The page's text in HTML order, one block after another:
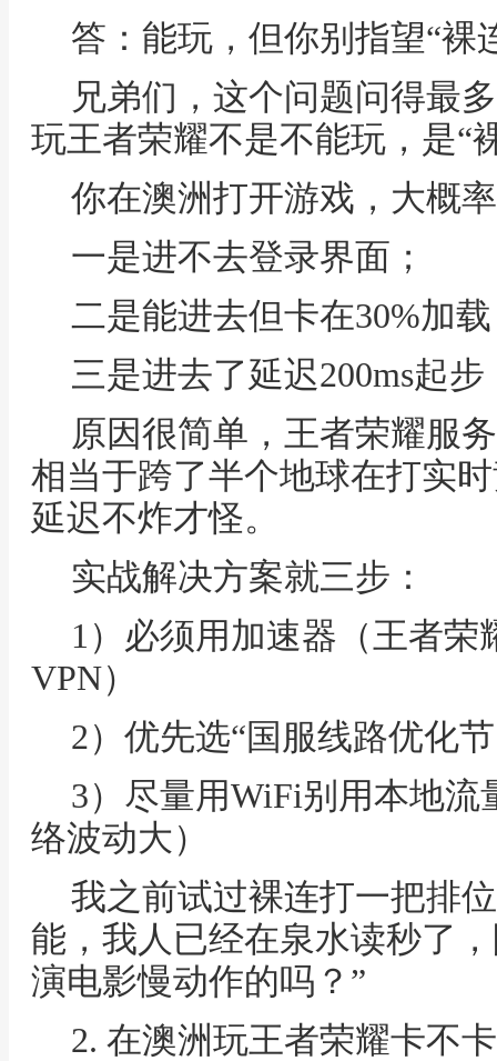
答：能玩，但你别指望“裸
兄弟们，这个问题问得最
玩王者荣耀不是不能玩，是“
你在澳洲打开游戏，大概
一是进不去登录界面；
二是能进去但卡在30%加
三是进去了延迟200ms起
原因很简单，王者荣耀服
相当于跨了半个地球在打实
延迟不炸才怪。
实战解决方案就三步：
1）必须用加速器（王者
VPN）
2）优先选“国服线路优化
3）尽量用WiFi别用本地
络波动大）
我之前试过裸连打一把排
能，我人已经在泉水读秒了
演电影慢动作的吗？”
2. 在澳洲玩王者荣耀卡不